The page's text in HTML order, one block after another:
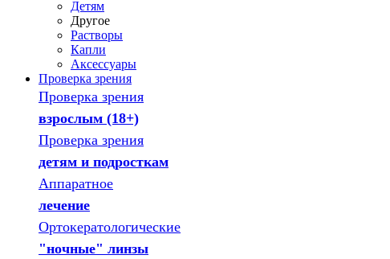
Детям
Другое
Растворы
Капли
Аксессуары
Проверка зрения
Проверка зрения
взрослым (18+)
Проверка зрения
детям и подросткам
Аппаратное
лечение
Ортокератологические
"ночные" линзы